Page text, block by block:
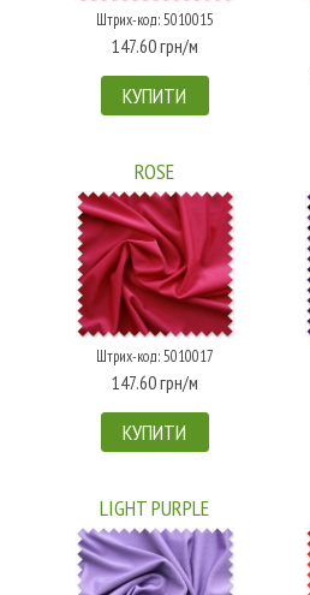
Штрих-код: 5010015
147.60 грн/м
КУПИТИ
ROSE
Штрих-код: 5010017
147.60 грн/м
КУПИТИ
LIGHT PURPLE